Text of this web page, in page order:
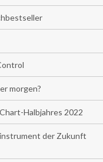
morgen?
Halbjahres 2022
der Zukunft